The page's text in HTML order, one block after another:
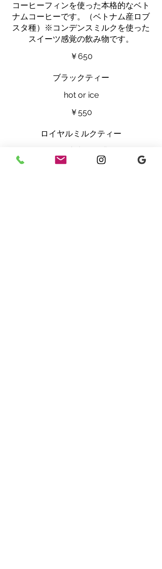
コーヒーフィンを使った本格的なベト
ナムコーヒーです。（ベトナム産ロブ
スタ種）※コンデンスミルクを使った
スイーツ感覚の飲み物です。
￥650
ブラックティー
hot or ice
￥550
ロイヤルミルクティー
クティーです。